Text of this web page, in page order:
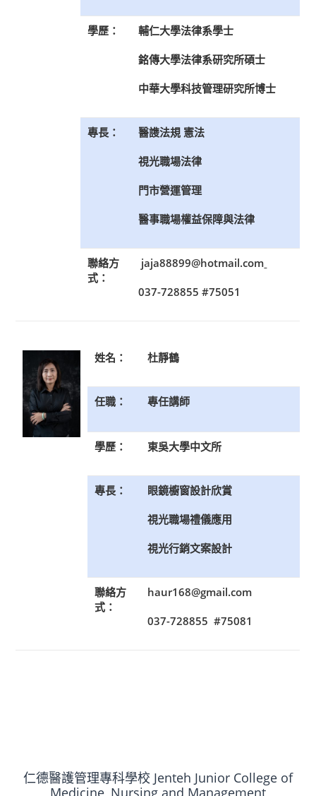
學歷： 輔仁大學法律系學士
銘傳大學法律系研究所碩士
中華大學科技管理研究所博士
專長： 醫謢法規 憲法
視光職場法律
門市營運管理
醫事職場權益保障與法律
聯絡方
式：
jaja88899@hotmail.com
037-728855 #75051
姓名： 杜靜鶴
任職： 專任講師
學歷： 東吳大學中文所
專長： 眼鏡櫥窗設計欣賞
視光職場禮儀應用
視光行銷文案設計
聯絡方
式：
haur168@gmail.com
037-728855 #75081
仁德醫護管理專科學校 Jenteh Junior College of
Medicine, Nursing and Management